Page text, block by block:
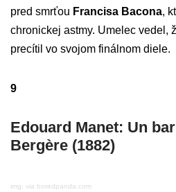
pred smrťou Francisa Bacona,
chronickej astmy. Umelec vedel,
precítil vo svojom finálnom diele.
9
Edouard Manet: Un
Bergère (1882)
img: via boredpanda.com